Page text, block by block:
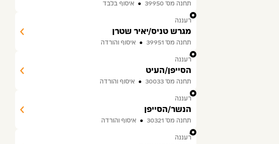
תחנה מס׳ 39950
איסוף בלבד
3
רעננה
מגרש טניס/יאיר שטרן
תחנה מס׳ 39951
איסוף והורדה
4
רעננה
הסייפן/העיט
תחנה מס׳ 30033
איסוף והורדה
5
רעננה
הנשר/הסייפן
תחנה מס׳ 30321
איסוף והורדה
6
רעננה